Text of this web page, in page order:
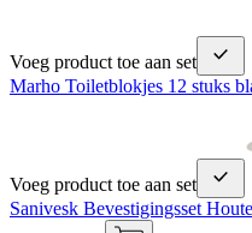
Voeg product toe aan set
Marho Toiletblokjes 12 stuks
Voeg product toe aan set
Sanivesk Bevestigingsset